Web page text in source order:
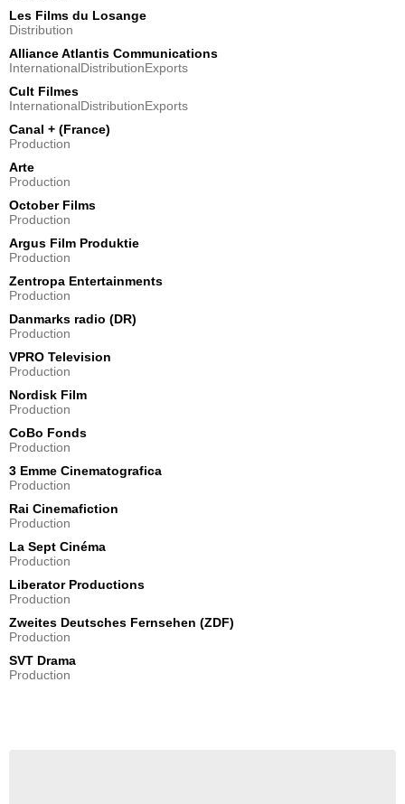
Les Films du Losange
Distribution
Alliance Atlantis Communications
InternationalDistributionExports
Cult Filmes
InternationalDistributionExports
Canal + (France)
Production
Arte
Production
October Films
Production
Argus Film Produktie
Production
Zentropa Entertainments
Production
Danmarks radio (DR)
Production
VPRO Television
Production
Nordisk Film
Production
CoBo Fonds
Production
3 Emme Cinematografica
Production
Rai Cinemafiction
Production
La Sept Cinéma
Production
Liberator Productions
Production
Zweites Deutsches Fernsehen (ZDF)
Production
SVT Drama
Production